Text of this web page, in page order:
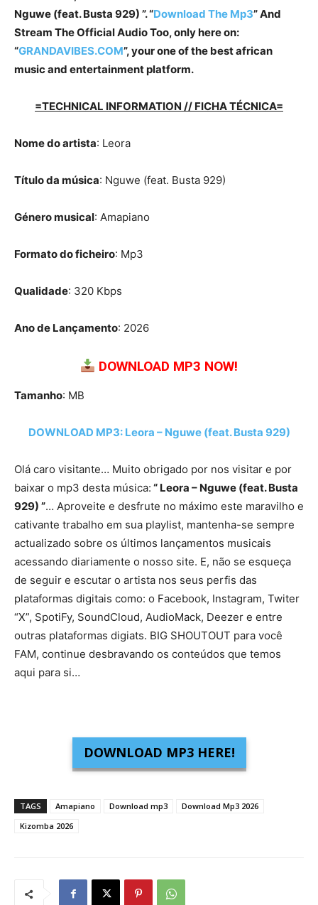
Nguwe (feat. Busta 929) ”. “Download The Mp3”And
Stream The Official Audio Too, only here on:
“GRANDAVIBES.COM”, your one of the best african
music and entertainment platform.
=TECHNICAL INFORMATION // FICHA TÉCNICA=
Nome do artista: Leora
Título da música: Nguwe (feat. Busta 929)
Género musical: Amapiano
Formato do ficheiro: Mp3
Qualidade: 320 Kbps
Ano de Lançamento: 2026
DOWNLOAD MP3 NOW!
Tamanho: MB
DOWNLOAD MP3: Leora – Nguwe (feat. Busta 929)
Olá caro visitante… Muito obrigado por nos visitar e por
baixar o mp3 desta música: “ Leora – Nguwe (feat. Busta
929) ”… Aproveite e desfrute no máximo este maravilho e
cativante trabalho em sua playlist, mantenha-se sempre
actualizado sobre os últimos lançamentos musicais
acessando diariamente o nosso site. E, não se esqueça
de seguir e escutar o artista nos seus perfis das
plataformas digitais como: o Facebook, Instagram, Twiter
“X”, SpotiFy, SoundCloud, AudioMack, Deezer e entre
outras plataformas digiats. BIG SHOUTOUT para você
FAM, continue desbravando os conteúdos que temos
aqui para si…
DOWNLOAD MP3 HERE!
TAGS Amapiano Download mp3
Download Mp3 2026
Kizomba 2026